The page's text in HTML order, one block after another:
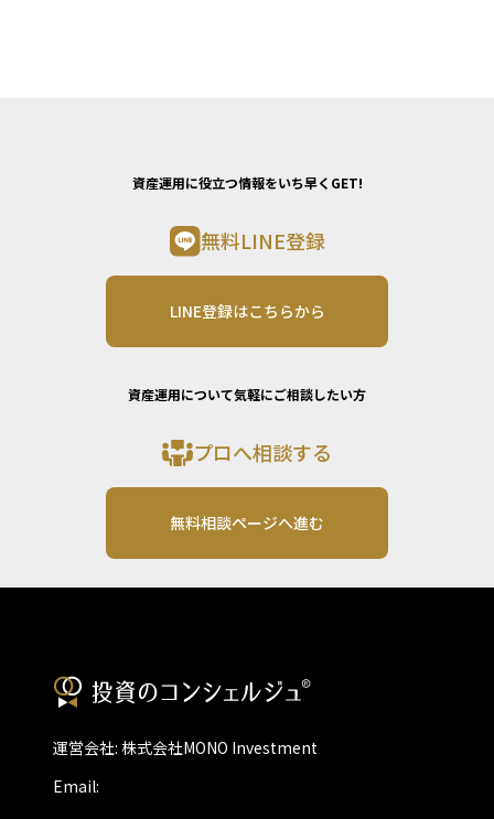
資産運用に役立つ情報をいち早くGET!
無料LINE登録
LINE登録はこちらから
資産運用について気軽にご相談したい方
プロへ相談する
無料相談ページへ進む
運営会社: 株式会社MONO Investment
Email: